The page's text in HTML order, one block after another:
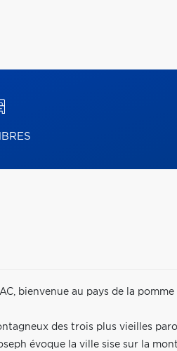
bienvenue au pays de la pomme
des trois plus vieilles
évoque la ville sise sur la